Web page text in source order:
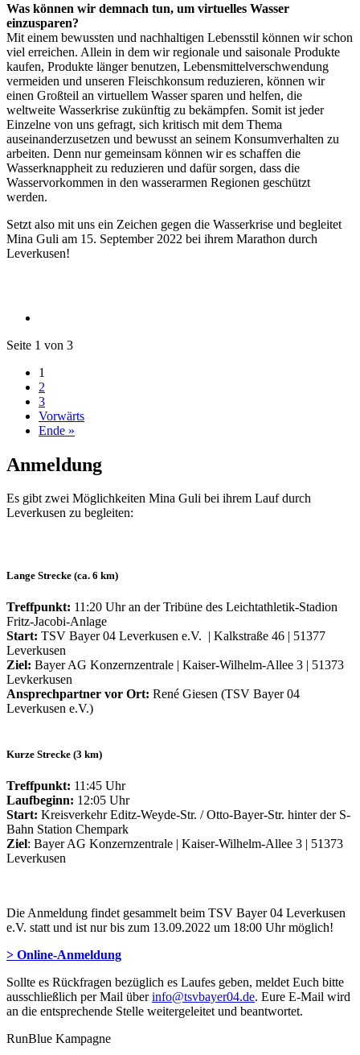
Was können wir demnach tun, um virtuelles Wasser
einzusparen?
Mit einem bewussten und nachhaltigen Lebensstil können wir schon
viel erreichen. Allein in dem wir regionale und saisonale Produkte
kaufen, Produkte länger benutzen, Lebensmittelverschwendung
vermeiden und unseren Fleischkonsum reduzieren, können wir
einen Großteil an virtuellem Wasser sparen und helfen, die
weltweite Wasserkrise zukünftig zu bekämpfen. Somit ist jeder
Einzelne von uns gefragt, sich kritisch mit dem Thema
auseinanderzusetzen und bewusst an seinem Konsumverhalten zu
arbeiten. Denn nur gemeinsam können wir es schaffen die
Wasserknappheit zu reduzieren und dafür sorgen, dass die
Wasservorkommen in den wasserarmen Regionen geschützt
werden.
Setzt also mit uns ein Zeichen gegen die Wasserkrise und begleitet
Mina Guli am 15. September 2022 bei ihrem Marathon durch
Leverkusen!
Seite 1 von 3
1
2
3
Vorwärts
Ende »
Anmeldung
Es gibt zwei Möglichkeiten Mina Guli bei ihrem Lauf durch
Leverkusen zu begleiten:
Lange Strecke (ca. 6 km)
Treffpunkt: 11:20 Uhr an der Tribüne des Leichtathletik-Stadion
Fritz-Jacobi-Anlage
Start: TSV Bayer 04 Leverkusen e.V. | Kalkstraße 46 | 51377
Leverkusen
Ziel: Bayer AG Konzernzentrale | Kaiser-Wilhelm-Allee 3 | 51373
Levkerkusen
Ansprechpartner vor Ort: René Giesen (TSV Bayer 04
Leverkusen e.V.)
Kurze Strecke (3 km)
Treffpunkt: 11:45 Uhr
Laufbeginn: 12:05 Uhr
Start: Kreisverkehr Editz-Weyde-Str. / Otto-Bayer-Str. hinter der S-
Bahn Station Chempark
Ziel: Bayer AG Konzernzentrale | Kaiser-Wilhelm-Allee 3 | 51373
Leverkusen
Die Anmeldung findet gesammelt beim TSV Bayer 04 Leverkusen
e.V. statt und ist nur bis zum 13.09.2022 um 18:00 Uhr möglich!
> Online-Anmeldung
Sollte es Rückfragen bezüglich es Laufes geben, meldet Euch bitte
ausschließlich per Mail überinfo@tsvbayer04.de. Eure E-Mail wird
an die entsprechende Stelle weitergeleitet und beantwortet.
RunBlue Kampagne